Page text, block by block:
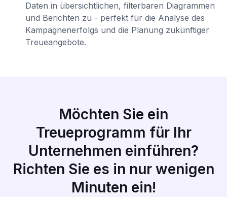
Daten in übersichtlichen, filterbaren Diagrammen
und Berichten zu - perfekt für die Analyse des
Kampagnenerfolgs und die Planung zukünftiger
Treueangebote.
Möchten Sie ein
Treueprogramm für Ihr
Unternehmen einführen?
Richten Sie es in nur wenigen
Minuten ein!